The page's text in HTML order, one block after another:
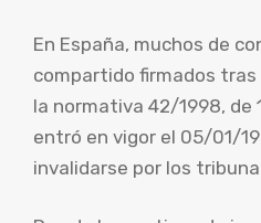
En España, muchos de
compartido firmados
la normativa 42/1998, de
entró en vigor el 05/01/
invalidarse por los